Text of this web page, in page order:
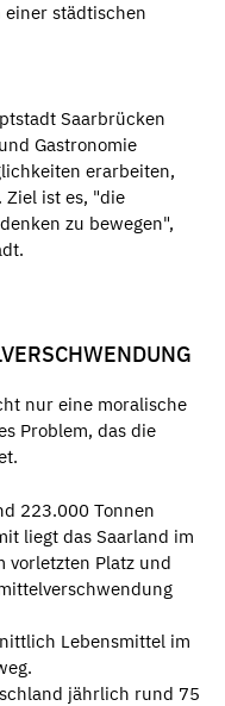
städtischen
Saarbrücken
Gastronomie
erarbeiten,
ist es, "die
zu bewegen",
nur eine moralische
Problem, das die
223.000 Tonnen
liegt das Saarland im
vorletzten Platz und
Lebensmittel im
jährlich rund 75